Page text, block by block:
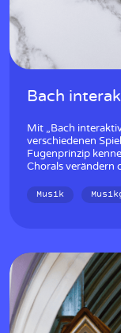
Bach
Mit „Bach
verschiedenen
Fugenprinzip
Chorals verändern
Musik